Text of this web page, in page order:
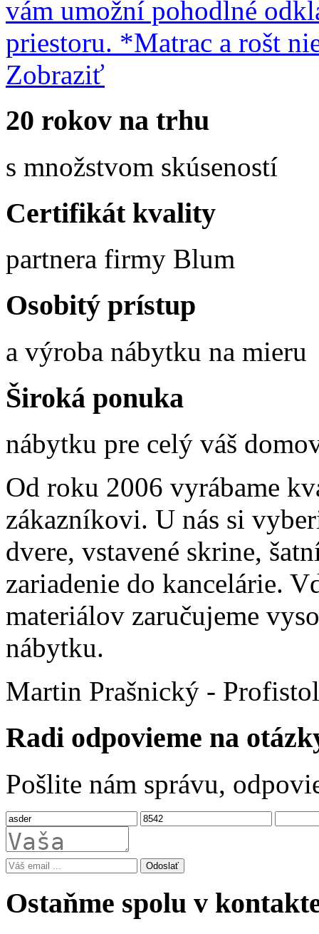
vám umožní pohodlné
priestoru. *Matrac a rošt
Zobraziť
20 rokov na trhu
s množstvom skúseností
Certifikát kvality
partnera firmy Blum
Osobitý prístup
a výroba nábytku na mieru
Široká ponuka
nábytku pre celý váš
Od roku 2006 vyrábame
zákazníkovi. U nás si
dvere, vstavené skrine,
zariadenie do kancelárie.
materiálov zaručujeme
nábytku.
Martin Prašnický -
Radi odpovieme na
Pošlite nám správu,
Odoslať
Ostaňme spolu v